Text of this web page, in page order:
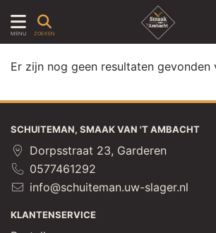
MENU ZOEKEN
Er zijn nog geen resultaten gevonden
SCHUITEMAN, SMAAK VAN 'T AMBACHT
Dorpsstraat 23, Garderen
0577461292
info@schuiteman.uw-slager.nl
KLANTENSERVICE